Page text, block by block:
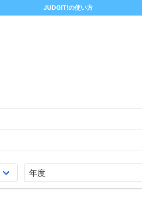
JUDGIT!の使い方